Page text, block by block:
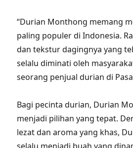
“Durian Monthong memang
paling populer di Indonesia.
dan tekstur dagingnya yang
selalu diminati oleh
seorang penjual durian di
Bagi pecinta durian, Durian
menjadi pilihan yang tepat.
lezat dan aroma yang khas,